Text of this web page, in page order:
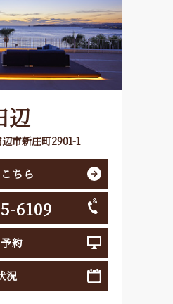
辺
市新庄町2901-1
ちら
6109
約
況